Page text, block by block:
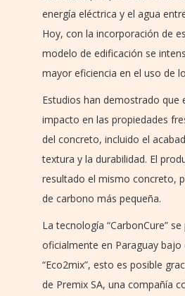
energía eléctrica y el agua
Hoy, con la incorporación de
modelo de edificación se
mayor eficiencia en el uso de
Estudios han demostrado que
impacto en las propiedades
del concreto, incluido el
textura y la durabilidad. El
resultado el mismo concreto,
de carbono más pequeña.
La tecnología “CarbonCure”
oficialmente en Paraguay bajo
“Eco2mix”, esto es posible
de Premix SA, una compañía